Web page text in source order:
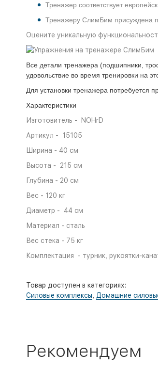
Тренажер соответствует
Тренажеру СлимБим присуждена
Оцените уникальную
Все детали тренажера (подшипники,
удовольствие во время тренировки на
Для установки тренажера потребуется
Характеристики
Изготовитель - NOHrD
Артикул - 15105
Ширина - 40 см
Высота - 215 см
Глубина - 20 см
Вес - 120 кг
Диаметр - 44 см
Материал - сталь
Вес стека - 75 кг
Комплектация - турник, рукоятки-
Товар доступен в категориях:
Силовые комплексы, Домашние
Рекомендуем